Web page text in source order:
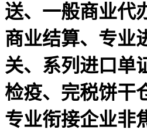
送、一般商业代
商业结算、专业
关、系列进口单
检疫、完税饼干
专业衔接企业非